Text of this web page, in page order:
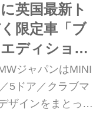
英国最新ト
限定車「ブ
ディショ
ジャパンはMINI
5ドア／クラブマ
ザインをまとった